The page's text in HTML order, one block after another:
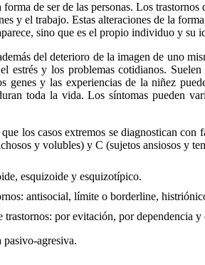
de ser de las personas. Los trastornos
y el trabajo. Estas alteraciones de la
sino que es el propio individuo y su
del deterioro de la imagen de uno
y los problemas cotidianos. Suelen
y las experiencias de la niñez
toda la vida. Los síntomas pueden
los casos extremos se diagnostican
y volubles) y C (sujetos ansiosos y
esquizoide y esquizotípico.
antisocial, límite o borderline,
por evitación, por dependencia
pasivo-agresiva.